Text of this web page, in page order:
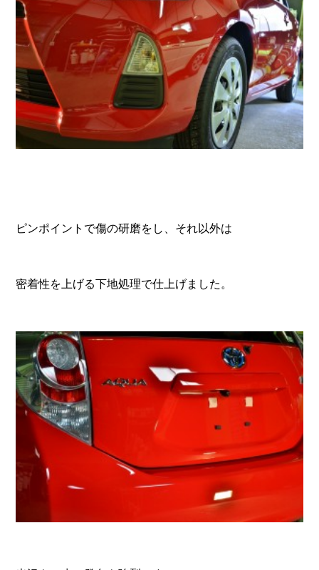
ピンポイントで傷の研磨をし、それ以外は
密着性を上げる下地処理で仕上げました。